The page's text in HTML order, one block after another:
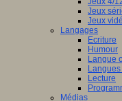
Jeux
Jeux
Langages
Ecriture
Humour
Langue
Lecture
Médias